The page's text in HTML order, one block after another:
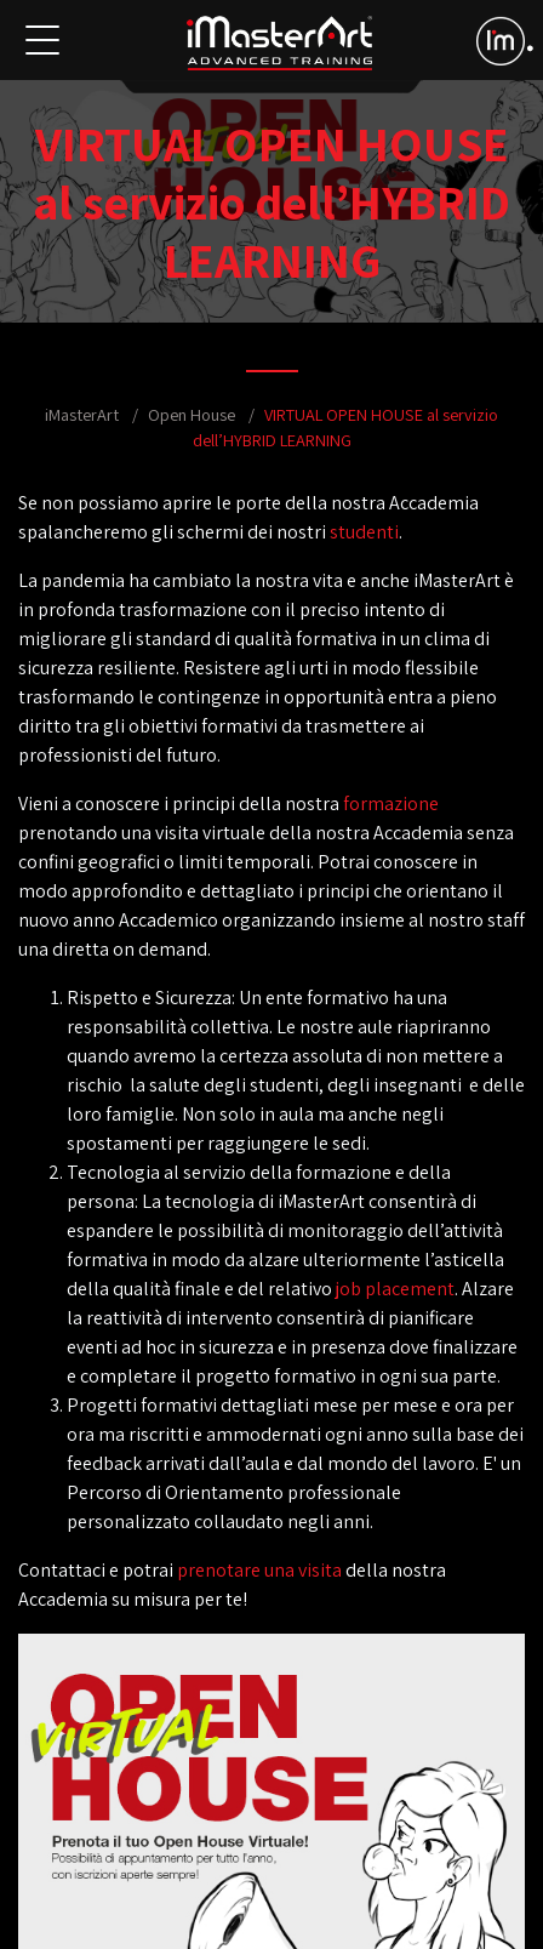
VIRTUAL OPEN HOUSE
al servizio dell’HYBRID
LEARNING
iMasterArt Open House
VIRTUAL OPEN HOUSE al servizio
dell’HYBRID LEARNING
Se non possiamo aprire le porte della nostra Accademia
spalancheremo gli schermi dei nostristudenti.
La pandemia ha cambiato la nostra vita e anche iMasterArt è
in profonda trasformazione con il preciso intento di
migliorare gli standard di qualità formativa in un clima di
sicurezza resiliente. Resistere agli urti in modo flessibile
trasformando le contingenze in opportunità entra a pieno
diritto tra gli obiettivi formativi da trasmettere ai
professionisti del futuro.
Vieni a conoscere i principi della nostraformazione
prenotando una visita virtuale della nostra Accademia senza
confini geografici o limiti temporali. Potrai conoscere in
modo approfondito e dettagliato i principi che orientano il
nuovo anno Accademico organizzando insieme al nostro staff
una diretta on demand.
Rispetto e Sicurezza: Un ente formativo ha una
responsabilità collettiva. Le nostre aule riapriranno
quando avremo la certezza assoluta di non mettere a
rischio la salute degli studenti, degli insegnanti e delle
loro famiglie. Non solo in aula ma anche negli
spostamenti per raggiungere le sedi.
Tecnologia al servizio della formazione e della
persona: La tecnologia di iMasterArt consentirà di
espandere le possibilità di monitoraggio dell’attività
formativa in modo da alzare ulteriormente l’asticella
della qualità finale e del relativojob placement. Alzare
la reattività di intervento consentirà di pianificare
eventi ad hoc in sicurezza e in presenza dove finalizzare
e completare il progetto formativo in ogni sua parte.
Progetti formativi dettagliati mese per mese e ora per
ora ma riscritti e ammodernati ogni anno sulla base dei
feedback arrivati dall’aula e dal mondo del lavoro. E' un
Percorso di Orientamento professionale
personalizzato collaudato negli anni.
Contattaci e potrai prenotare una visitadella nostra
Accademia su misura per te!